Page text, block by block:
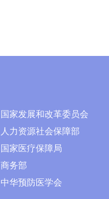
国家发展和改革委员会
人力资源社会保障部
国家医疗保障局
商务部
中华预防医学会